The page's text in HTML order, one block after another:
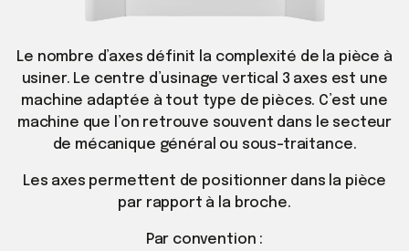
Le nombre d’axes définit la complexité de la pièce à
usiner. Le centre d’usinage vertical 3 axes est une
machine adaptée à tout type de pièces. C’est une
machine que l’on retrouve souvent dans le secteur
de mécanique général ou sous-traitance.
Les axes permettent de positionner dans la pièce
par rapport à la broche.
Par convention :